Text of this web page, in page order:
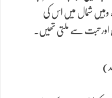
وہیں شمال میں اس کی
اور تبت سے ملتی تھیں۔